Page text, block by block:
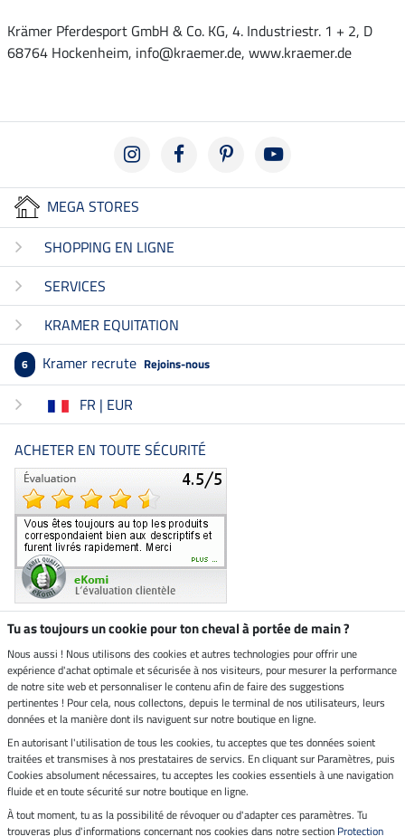
Krämer Pferdesport GmbH & Co. KG, 4. Industriestr. 1 + 2, D
68764 Hockenheim, info@kraemer.de, www.kraemer.de
MEGA STORES
SHOPPING EN LIGNE
SERVICES
KRAMER EQUITATION
6 Kramer recrute Rejoins-nous
FR | EUR
ACHETER EN TOUTE SÉCURITÉ
Boutique climatiquement
neutre
Livraison par
Paiement sécurisé
Mentions légales
Tu as toujours un cookie pour ton cheval à portée de main ?
Nous aussi ! Nous utilisons des cookies et autres technologies pour offrir une
expérience d'achat optimale et sécurisée à nos visiteurs, pour mesurer la performance
de notre site web et personnaliser le contenu afin de faire des suggestions
pertinentes ! Pour cela, nous collectons, depuis le terminal de nos utilisateurs, leurs
données et la manière dont ils naviguent sur notre boutique en ligne.
En autorisant l'utilisation de tous les cookies, tu acceptes que tes données soient
traitées et transmises à nos prestataires de servics. En cliquant sur Paramètres, puis
Cookies absolument nécessaires, tu acceptes les cookies essentiels à une navigation
fluide et en toute sécurité sur notre boutique en ligne.
À tout moment, tu as la possibilité de révoquer ou d'adapter ces paramètres. Tu
trouveras plus d'informations concernant nos cookies dans notre section Protection